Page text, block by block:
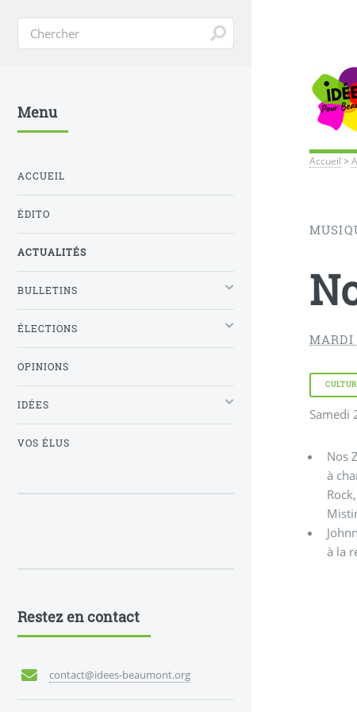
Accueil >
MARDI
Samedi
Nos
à
à la
Menu
ACCUEIL
ÉDITO
ACTUALITÉS
BULLETINS
ÉLECTIONS
OPINIONS
IDÉES
VOS ÉLUS
Restez en contact
contact@idees-beaumont.org